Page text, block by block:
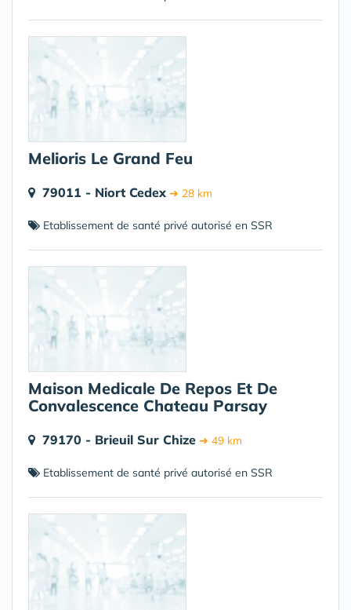
Melioris Le Grand Feu
79011 - Niort Cedex ➔ 28 km
Etablissement de santé privé autorisé en SSR
Maison Medicale De Repos Et De
Convalescence Chateau Parsay
79170 - Brieuil Sur Chize ➔ 49 km
Etablissement de santé privé autorisé en SSR